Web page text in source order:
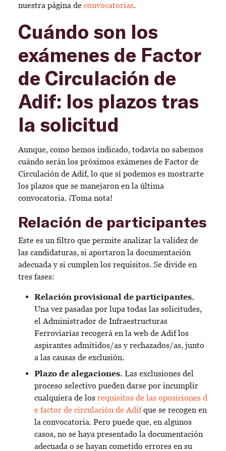
nuestra página de convocatorias.
Cuándo son los
exámenes de Factor
de Circulación de
Adif: los plazos tras
la solicitud
Aunque, como hemos indicado, todavía no sabemos
cuándo serán los próximos exámenes de Factor de
Circulación de Adif, lo que sí podemos es mostrarte
los plazos que se manejaron en la última
convocatoria. ¡Toma nota!
Relación de participantes
Este es un filtro que permite analizar la validez de
las candidaturas, si aportaron la documentación
adecuada y si cumplen los requisitos. Se divide en
tres fases:
Relación provisional de participantes.
Una vez pasadas por lupa todas las solicitudes,
el Administrador de Infraestructuras
Ferroviarias recogerá en la web deAdiflos
aspirantes admitidos/as y rechazados/as, junto
a las causas de exclusión.
Plazo de alegaciones. Las exclusiones del
proceso selectivo pueden darse por incumplir
cualquiera de los requisitos de las oposiciones d
e factor de circulación de Adifque se recogen en
la convocatoria. Pero puede que, en algunos
casos, no se haya presentado la documentación
adecuada o se hayan cometido errores en su